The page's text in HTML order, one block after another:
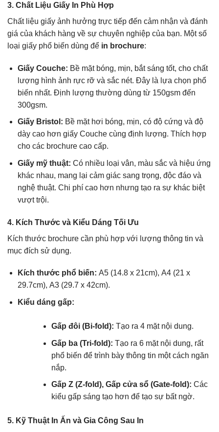
3. Chất Liệu Giấy In Phù Hợp
Chất liệu giấy ảnh hưởng trực tiếp đến cảm nhận và đánh
giá của khách hàng về sự chuyên nghiệp của bạn. Một số
loại giấy phổ biến dùng để in brochure:
Giấy Couche: Bề mặt bóng, mịn, bắt sáng tốt, cho chất
lượng hình ảnh rực rỡ và sắc nét. Đây là lựa chọn phổ
biến nhất. Định lượng thường dùng từ 150gsm đến
300gsm.
Giấy Bristol: Bề mặt hơi bóng, mịn, có độ cứng và độ
dày cao hơn giấy Couche cùng định lượng. Thích hợp
cho các brochure cao cấp.
Giấy mỹ thuật: Có nhiều loại vân, màu sắc và hiệu ứng
khác nhau, mang lại cảm giác sang trọng, độc đáo và
nghệ thuật. Chi phí cao hơn nhưng tạo ra sự khác biệt
vượt trội.
4. Kích Thước và Kiểu Dáng Tối Ưu
Kích thước brochure cần phù hợp với lượng thông tin và
mục đích sử dụng.
Kích thước phổ biến: A5 (14.8 x 21cm), A4 (21 x
29.7cm), A3 (29.7 x 42cm).
Kiểu dáng gấp:
Gấp đôi (Bi-fold): Tạo ra 4 mặt nội dung.
Gấp ba (Tri-fold): Tạo ra 6 mặt nội dung, rất
phổ biến để trình bày thông tin một cách ngăn
nắp.
Gấp Z (Z-fold), Gấp cửa sổ (Gate-fold): Các
kiểu gấp sáng tạo hơn để tạo sự bất ngờ.
5. Kỹ Thuật In Ấn và Gia Công Sau In